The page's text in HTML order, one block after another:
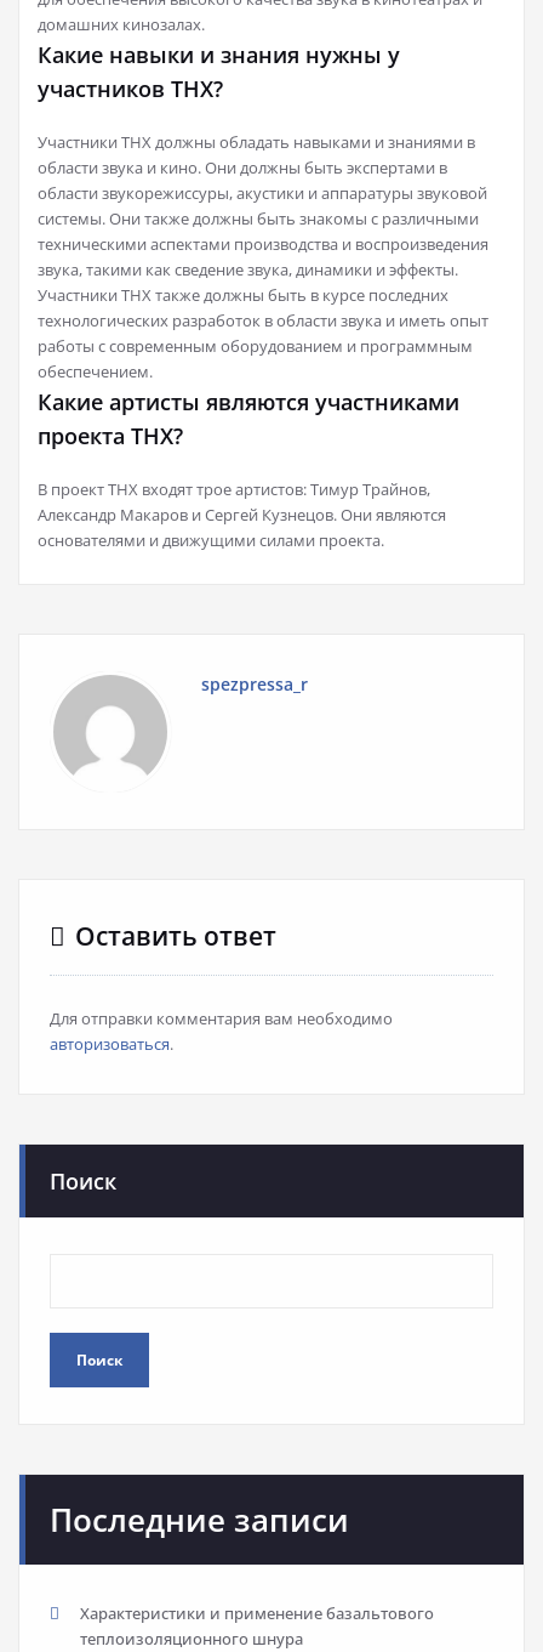
домашних кинозалах.
Какие навыки и знания нужны у
участников THX?
Участники THX должны обладать навыками и знаниями в
области звука и кино. Они должны быть экспертами в
области звукорежиссуры, акустики и аппаратуры звуковой
системы. Они также должны быть знакомы с различными
техническими аспектами производства и воспроизведения
звука, такими как сведение звука, динамики и эффекты.
Участники THX также должны быть в курсе последних
технологических разработок в области звука и иметь опыт
работы с современным оборудованием и программным
обеспечением.
Какие артисты являются участниками
проекта THX?
В проект THX входят трое артистов: Тимур Трайнов,
Александр Макаров и Сергей Кузнецов. Они являются
основателями и движущими силами проекта.
spezpressa_r
Оставить ответ
Для отправки комментария вам необходимо
авторизоваться.
Поиск
Поиск
Последние записи
Характеристики и применение базальтового
теплоизоляционного шнура